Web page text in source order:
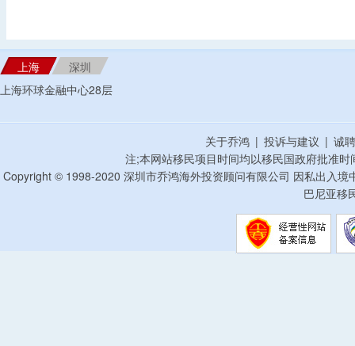
上海
深圳
上海环球金融中心28层
关于乔鸿 | 投诉与建议 | 诚
注;本网站移民项目时间均以移民国政府批准
Copyright © 1998-2020 深圳市乔鸿海外投资顾问有限公司 因私出入
巴尼亚移